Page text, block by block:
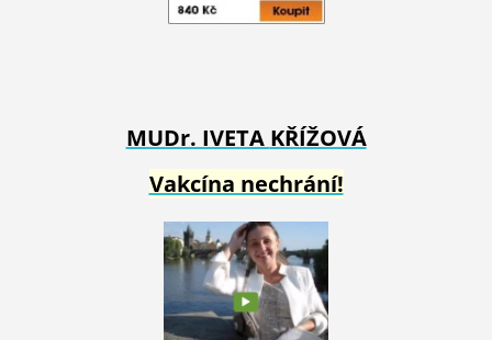
MUDr. IVETA KŘÍŽOVÁ
Vakcína nechrání!